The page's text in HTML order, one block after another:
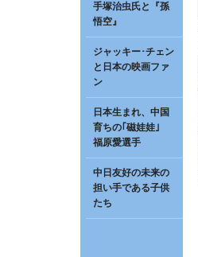
手塚治虫氏と『孫
悟空』
ジャッキー･チェン
と日本の映画ファ
ン
日本生まれ、中国
育ちの｢磁娃娃｣
福原愛選手
中日友好の未来の
担い手である子供
たち